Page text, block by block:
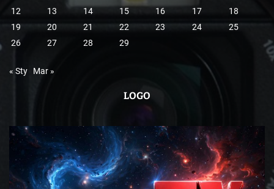
12
13 14 15 16 17
18
19
20 21 22 23 24
25
26
27 28 29
« Sty Mar »
LOGO